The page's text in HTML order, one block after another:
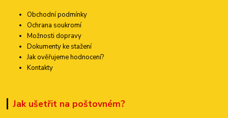
Obchodní podmínky
Ochrana soukromí
Možnosti dopravy
Dokumenty ke stažení
Jak ověřujeme hodnocení?
Kontakty
Jak ušetřit na poštovném?